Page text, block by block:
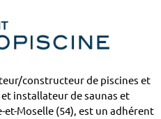
constructeur de piscines et
installateur de saunas et
et-Moselle (54), est un adhérent